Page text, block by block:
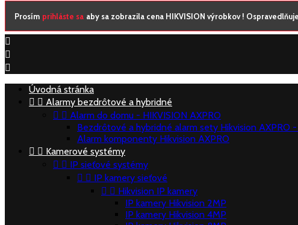
Prosím prihláste sa aby sa zobrazila cena HIKVISION výrobkov !



Úvodná stránka
  Alarmy bezdrôtové a hybridné
  Alarm do domu - HIKVISION AXPRO
Bezdrôtové a hybridné alarm sety Hikvision AXPRO
Alarm komponenty Hikvision AXPRO
  Kamerové systémy
  IP sieťové systémy
  IP kamery sieťové
  Hikvision IP kamery
IP kamery Hikvision 2MP
IP kamery Hikvision 4MP